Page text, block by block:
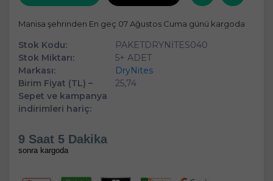
Manisa şehrinden En geç 07 Ağustos Cuma günü kargoda
Stok Kodu:
PAKETDRYNİTES040
Stok Miktarı:
5+ ADET
Markası:
DryNites
Birim Fiyat (TL) –
Sepet ve kampanya
indirimleri hariç:
25,74
9 Saat 5 Dakika
sonra kargoda